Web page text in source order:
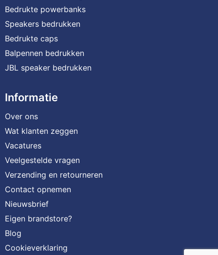
Bedrukte powerbanks
Speakers bedrukken
Bedrukte caps
Balpennen bedrukken
JBL speaker bedrukken
Informatie
Over ons
Wat klanten zeggen
Vacatures
Veelgestelde vragen
Verzending en retourneren
Contact opnemen
Nieuwsbrief
Eigen brandstore?
Blog
Cookieverklaring